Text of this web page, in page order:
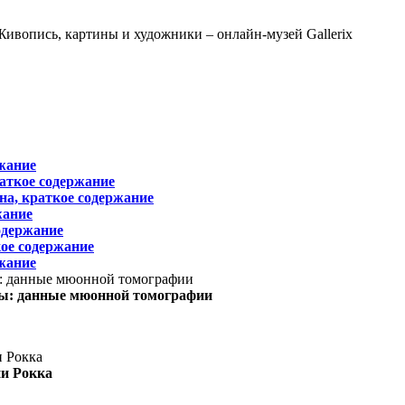
содержание
краткое содержание
содержание
данные мюонной томографии
Рокка